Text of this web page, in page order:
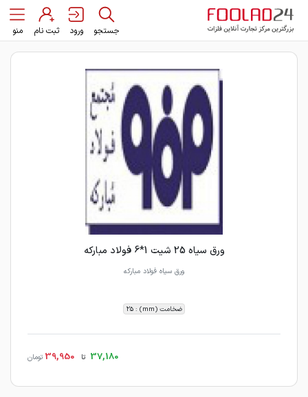
جستجو ورود ثبت نام منو
ورق سیاه 25 شیت 1*6 فولاد مبارکه
ورق سیاه فولاد مبارکه
ضخامت (mm) : 25
37,180 تا 39,950 تومان